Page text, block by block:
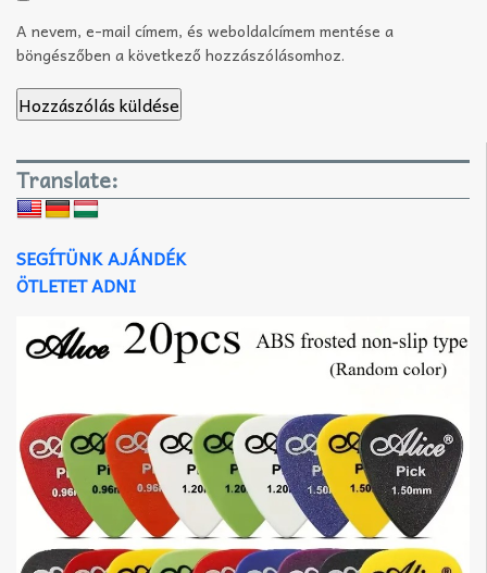
A nevem, e-mail címem, és weboldalcímem mentése a
böngészőben a következő hozzászólásomhoz.
Translate:
SEGÍTÜNK AJÁNDÉK
ÖTLETET ADNI